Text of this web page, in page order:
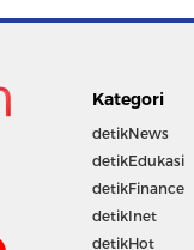
Kategori
detikNews
detikEdukasi
detikFinance
detikInet
detikHot